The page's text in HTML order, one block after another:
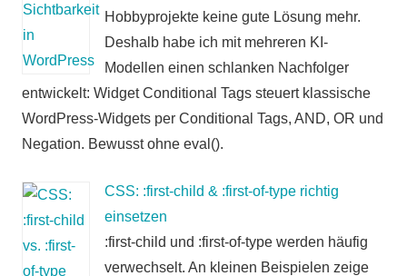
Hobbyprojekte keine gute Lösung mehr.
Deshalb habe ich mit mehreren KI-
Modellen einen schlanken Nachfolger
entwickelt: Widget Conditional Tags steuert klassische
WordPress-Widgets per Conditional Tags, AND, OR und
Negation. Bewusst ohne eval().
CSS: :first-child & :first-of-type richtig
einsetzen
:first-child und :first-of-type werden häufig
verwechselt. An kleinen Beispielen zeige